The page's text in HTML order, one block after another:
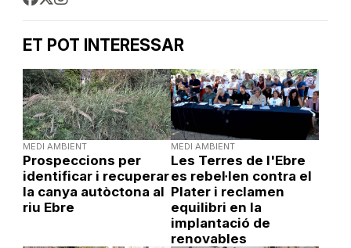
ET POT INTERESSAR
MEDI AMBIENT
Prospeccions per
identificar i recuperar
la canya autòctona al
riu Ebre
MEDI AMBIENT
Les Terres de l'Ebre
es rebel·len contra el
Plater i reclamen
equilibri en la
implantació de
renovables